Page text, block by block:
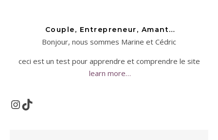
Couple, Entrepreneur, Amant…
Bonjour, nous sommes Marine et Cédric
ceci est un test pour apprendre et comprendre le site
learn more…
Instagram
TikTok